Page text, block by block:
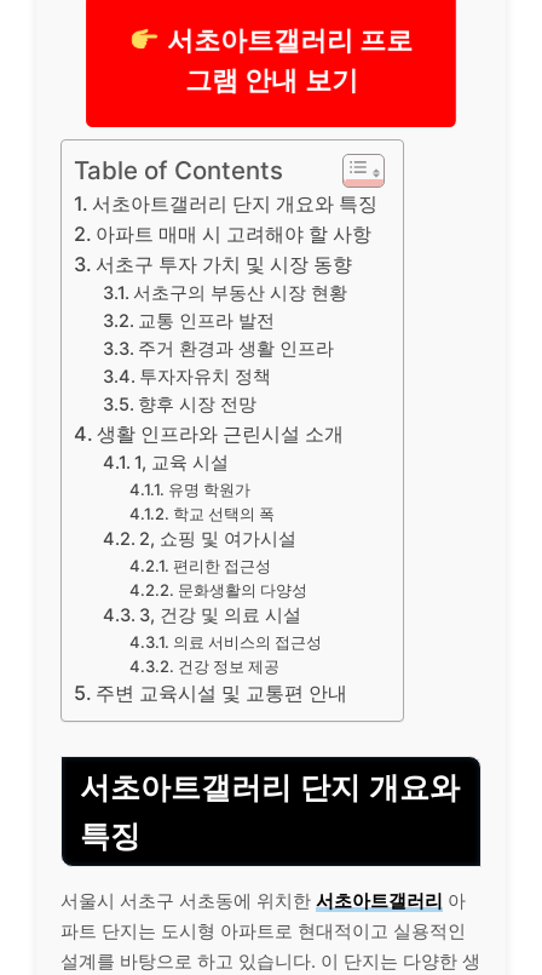
서초아트갤러리 프로
그램 안내 보기
Table of Contents
서초아트갤러리 단지 개요와 특징
아파트 매매 시 고려해야 할 사항
서초구 투자 가치 및 시장 동향
서초구의 부동산 시장 현황
교통 인프라 발전
주거 환경과 생활 인프라
투자자유치 정책
향후 시장 전망
생활 인프라와 근린시설 소개
1, 교육 시설
유명 학원가
학교 선택의 폭
2, 쇼핑 및 여가시설
편리한 접근성
문화생활의 다양성
3, 건강 및 의료 시설
의료 서비스의 접근성
건강 정보 제공
주변 교육시설 및 교통편 안내
서초아트갤러리 단지 개요와
특징
서울시 서초구 서초동에 위치한 서초아트갤러리 아
파트 단지는 도시형 아파트로 현대적이고 실용적인
설계를 바탕으로 하고 있습니다. 이 단지는 다양한 생